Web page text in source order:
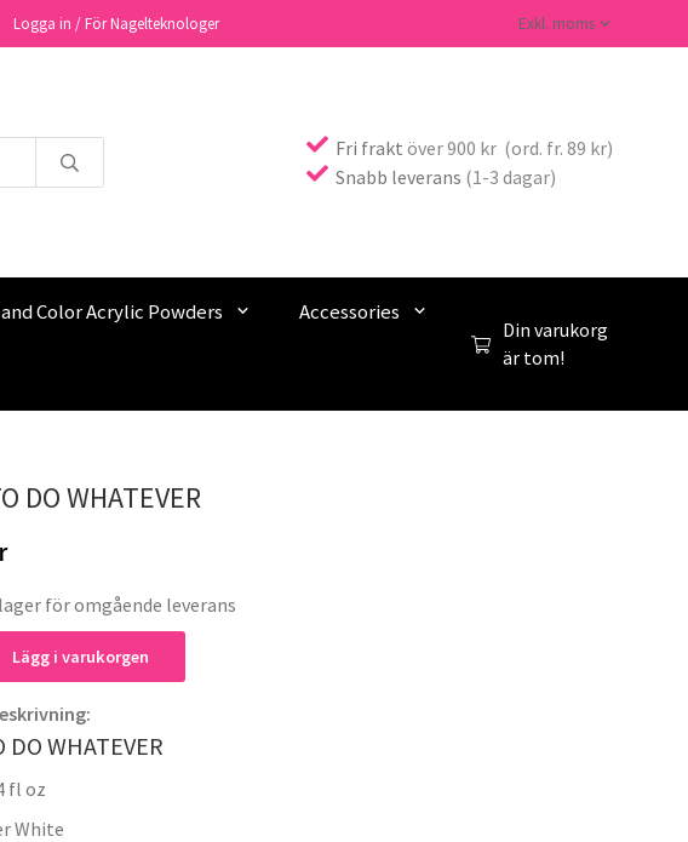
Logga in / För Nagelteknologer
Fri frakt över 900 kr (ord. fr. 89 kr)
Snabb leverans (1-3 dagar)
Color Acrylic Powders Accessories
Din varukorg
är tom!
DO WHATEVER
för omgående leverans
Lägg i varukorgen
DO WHATEVER
fl oz
White